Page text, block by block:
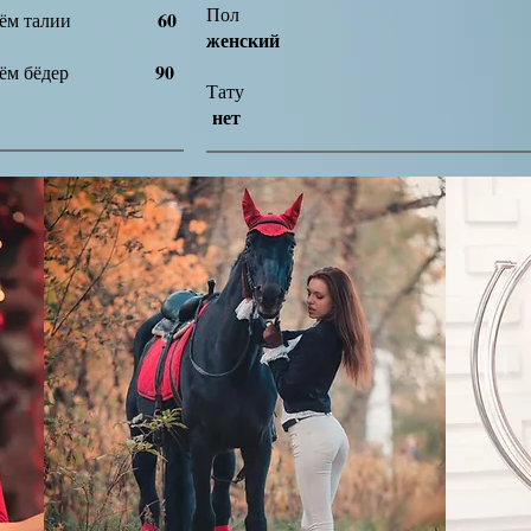
талии 60
бёдер 90
Пол
женский
нет